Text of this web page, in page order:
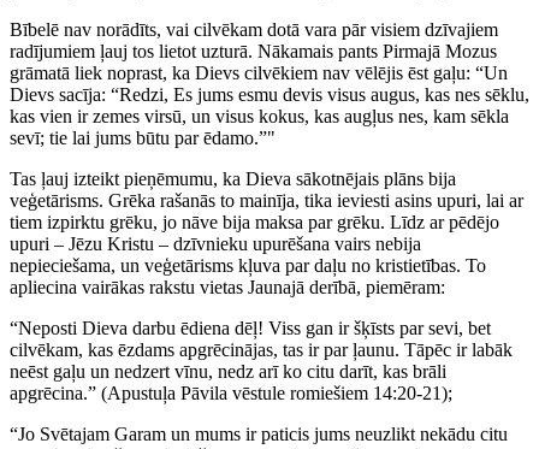
Bībelē nav norādīts, vai cilvēkam dotā vara pār visiem dzīvajiem
radījumiem ļauj tos lietot uzturā. Nākamais pants Pirmajā Mozus
grāmatā liek noprast, ka Dievs cilvēkiem nav vēlējis ēst gaļu: “Un
Dievs sacīja: “Redzi, Es jums esmu devis visus augus, kas nes sēklu,
kas vien ir zemes virsū, un visus kokus, kas augļus nes, kam sēkla
sevī; tie lai jums būtu par ēdamo.”"
Tas ļauj izteikt pieņēmumu, ka Dieva sākotnējais plāns bija
veģetārisms. Grēka rašanās to mainīja, tika ieviesti asins upuri, lai ar
tiem izpirktu grēku, jo nāve bija maksa par grēku. Līdz ar pēdējo
upuri – Jēzu Kristu – dzīvnieku upurēšana vairs nebija
nepieciešama, un veģetārisms kļuva par daļu no kristietības. To
apliecina vairākas rakstu vietas Jaunajā derībā, piemēram:
“Neposti Dieva darbu ēdiena dēļ! Viss gan ir šķīsts par sevi, bet
cilvēkam, kas ēzdams apgrēcinājas, tas ir par ļaunu. Tāpēc ir labāk
neēst gaļu un nedzert vīnu, nedz arī ko citu darīt, kas brāli
apgrēcina.” (Apustuļa Pāvila vēstule romiešiem 14:20-21);
“Jo Svētajam Garam un mums ir paticis jums neuzlikt nekādu citu